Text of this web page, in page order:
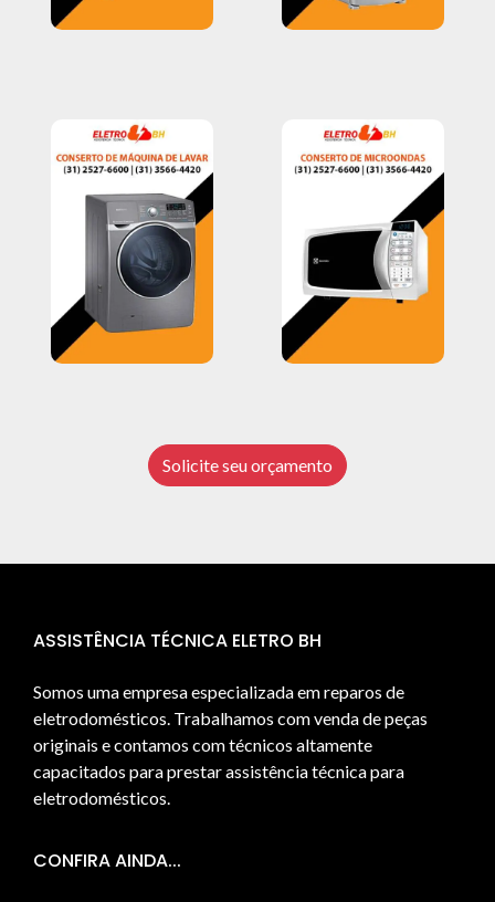
Solicite seu orçamento
ASSISTÊNCIA TÉCNICA ELETRO BH
Somos uma empresa especializada em reparos de
eletrodomésticos. Trabalhamos com venda de peças
originais e contamos com técnicos altamente
capacitados para prestar assistência técnica para
eletrodomésticos.
CONFIRA AINDA...